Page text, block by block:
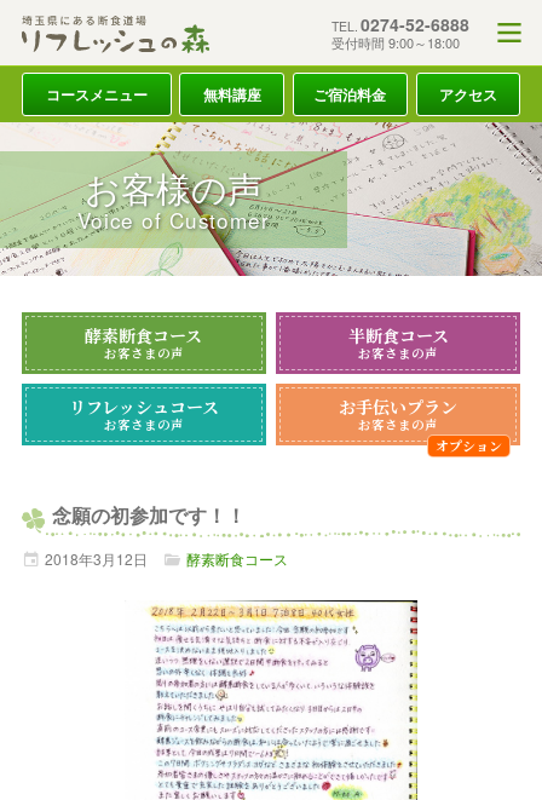
TEL. 0274-52-6888
受付時間 9:00～18:00
コースメニュー 無料講座 ご宿泊料金 アクセス
お客様の声
Voice of Customer
酵素断食コース
お客さまの声
半断食コース
お客さまの声
リフレッシュコース
お客さまの声
お手伝いプラン
お客さまの声
念願の初参加です！！
2018年3月12日 酵素断食コース